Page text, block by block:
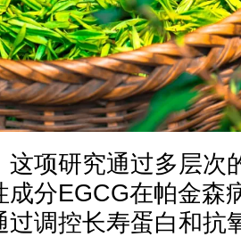
研究通过多层次
成分EGCG在帕金森
过调控长寿蛋白和抗